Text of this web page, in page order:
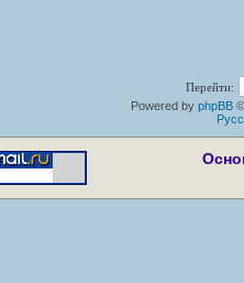
Перейти:
Powered by phpBB